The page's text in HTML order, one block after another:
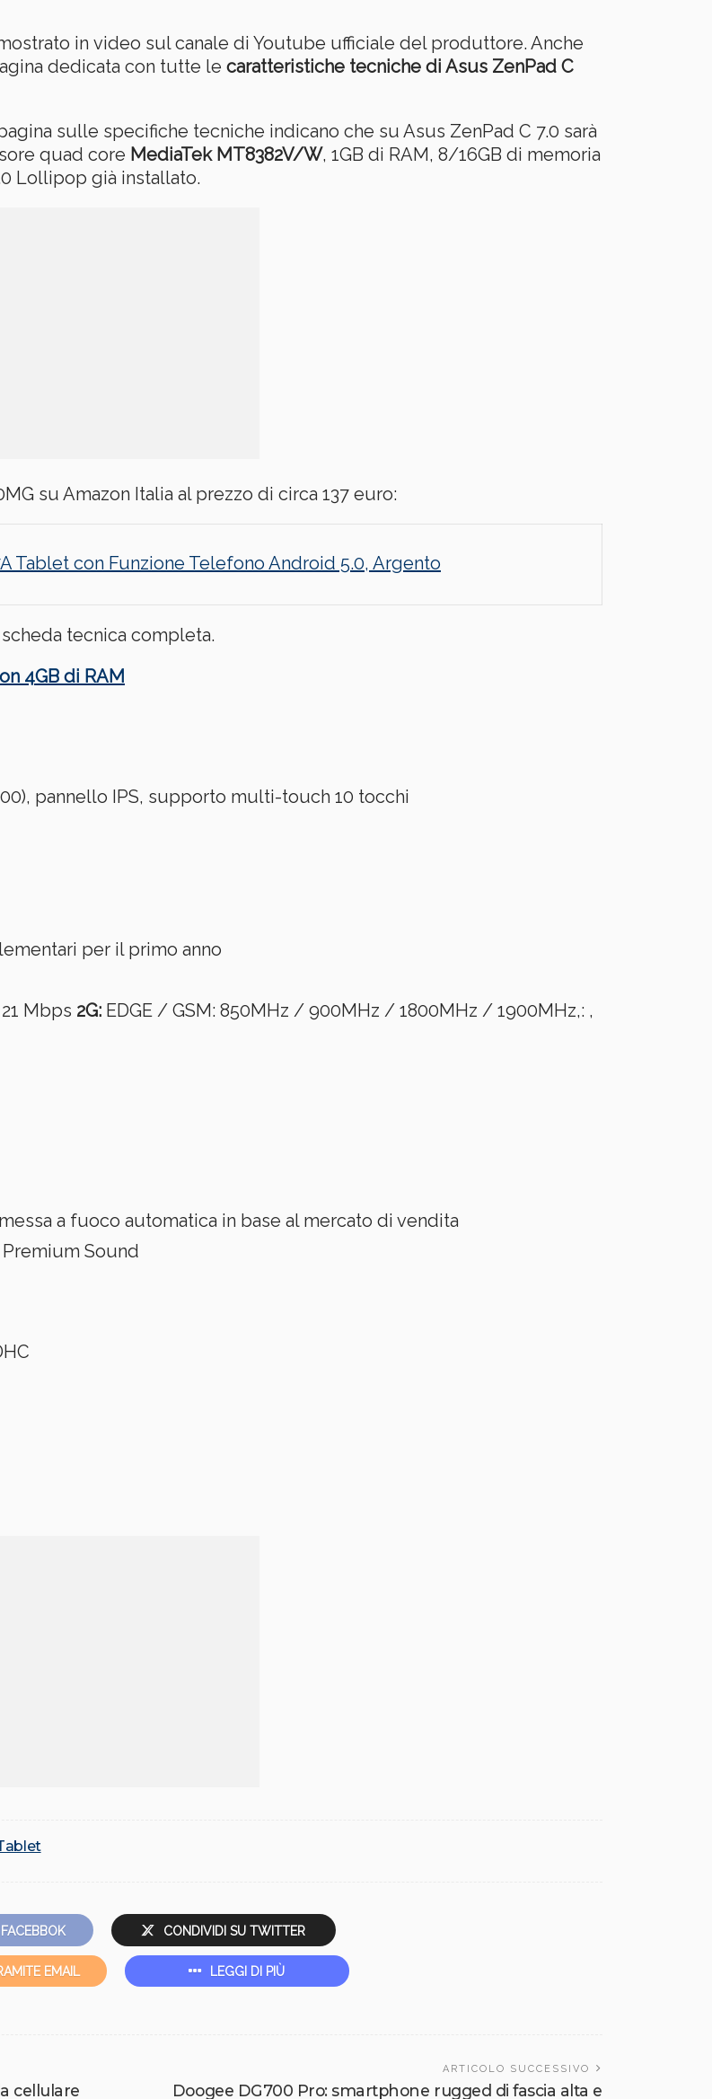
in video sul canale di Youtube ufficiale del produttore. Anche
dedicata con tutte le caratteristiche tecniche di Asus ZenPad C
sulle specifiche tecniche indicano che su Asus ZenPad C 7.0 sarà
quad core MediaTek MT8382V/W, 1GB di RAM, 8/16GB di memoria
Lollipop già installato.
su Amazon Italia al prezzo di circa 137 euro:
Tablet con Funzione Telefono Android 5.0, Argento
tecnica completa.
4GB di RAM
pannello IPS, supporto multi-touch 10 tocchi
per il primo anno
Mbps 2G: EDGE / GSM: 850MHz / 900MHz / 1800MHz / 1900MHz,: ,
a fuoco automatica in base al mercato di vendita
Sound
CONDIVIDI SU TWITTER
EMAIL LEGGI DI PIÙ
cellulare
ARTICOLO SUCCESSIVO
Doogee DG700 Pro: smartphone rugged di fascia alta e